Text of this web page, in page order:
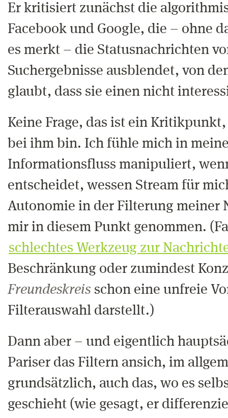
Er kritisiert zunächst die
Facebook und Google, die – ohne
es merkt – die Statusnachrichten
Suchergebnisse ausblendet, von
glaubt, dass sie einen nicht
Keine Frage, das ist ein
bei ihm bin. Ich fühle mich in
Informationsfluss manipuliert,
entscheidet, wessen Stream für
Autonomie in der Filterung meiner
mir in diesem Punkt genommen.
schlechtes Werkzeug zur
Beschränkung oder zumindest
Freundeskreis schon eine unfreie
Filterauswahl darstellt.)
Dann aber – und eigentlich
Pariser das Filtern ansich, im
grundsätzlich, auch das, wo es
geschieht (wie gesagt, er